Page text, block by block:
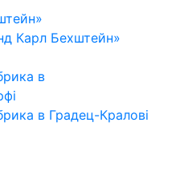
Карл Бехштейн»
в
в Градец-Краловi